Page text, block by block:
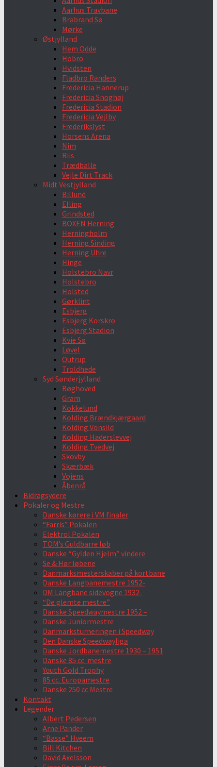
Aarhus Travbane
Brabrand Sø
Mørke
Østjylland
Hem Odde
Hobro
Hvidsten
Fladbro Randers
Fredericia Hannerup
Fredericia Snoghøj
Fredericia Stadion
Fredericia Vejlby
Frederikslyst
Horsens Arena
Nim
Riis
Trædballe
Vejle Dirt Track
Midt Vestjylland
Billund
Elling
Grindsted
BOXEN Herning
Herningholm
Herning Sinding
Herning Uhre
Hinge
Holstebro Navr
Holstebro
Holsted
Gørklint
Esbjerg
Esbjerg Korskro
Esbjerg Stadion
Kvie Sø
Løvel
Outrup
Troldhede
Syd Sønderjylland
Bøghoved
Gram
Kokkelund
Kolding Brændkjærgaard
Kolding Vonsild
Kolding Haderslevvej
Kolding Tvedvej
Skovby
Skærbæk
Vojens
Åbenrå
Bidragsydere
Pokaler og Mestre
Danske kørere i VM finaler
“Farris” Pokalen
Elektrol Pokalen
TOM’s Guldbarre løb
Danske “Gylden Hjelm” vindere
Se & Hør løbene
Danmarksmesterskaber på kortbane
Danske Langbanemestre 1952-
DM Langbane sidevogne 1932-
“De glemte mestre”
Danske Speedwaymestre 1952 –
Danske Juniormestre
Danmarksturneringen i Speedway
Den Danske Speedwayliga
Danske Jordbanemestre 1930 – 1951
Danske 85 cc. mestre
Youth Gold Trophy
85 cc. Europamestre
Danske 250 cc Mestre
Kontakt
Legender
Albert Pedersen
Arne Pander
“Basse” Hveem
Bill Kitchen
David Axelsson